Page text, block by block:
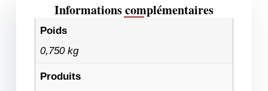
Informations complémentaires
Poids
0,750 kg
Produits